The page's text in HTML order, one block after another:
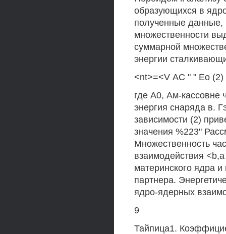
образующихся в
полученные данные,
множественности
суммарной
энергии
<nt>=<V АС " " Ео (2)
где А0, Ам-кассовне
энергия снаряда в.
зависимости (2)
значения %223"
Множественность
взаимодействия
материнского ядра
партнера.
ядро-ядерных
9
Тайпица1.